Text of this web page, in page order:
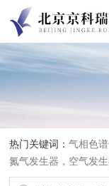
热门关键词：气相色
氮气发生器，空气发
阀件、进样器、色谱